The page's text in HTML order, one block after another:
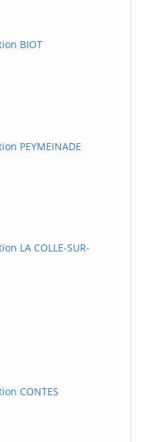
BIOT
PEYMEINADE
LA COLLE-SUR-
CONTES